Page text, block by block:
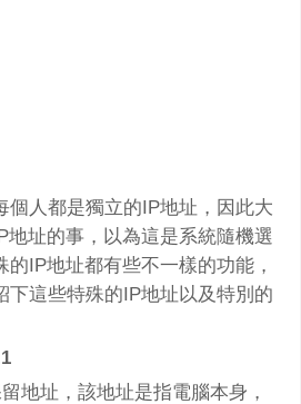
人都是獨立的IP地址，因此大
地址的事，以為這是系統隨機選
IP地址都有些不一樣的功能，
下這些特殊的IP地址以及特別的
址，該地址是指電腦本身，